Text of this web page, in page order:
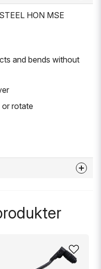
HON MSE
and bends without
or rotate